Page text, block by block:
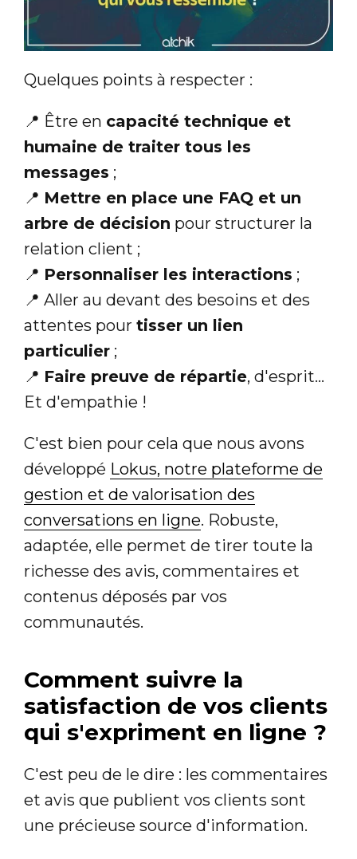
Quelques points à respecter :
📍 Être en capacité technique et
humaine de traiter tous les
messages ;
📍 Mettre en place une FAQ et un
arbre de décision pour structurer la
relation client ;
📍 Personnaliser les interactions ;
📍 Aller au devant des besoins et des
attentes pour tisser un lien
particulier ;
📍 Faire preuve de répartie, d'esprit...
Et d'empathie !
C'est bien pour cela que nous avons
développé Lokus, notre plateforme de
gestion et de valorisation des
conversations en ligne. Robuste,
adaptée, elle permet de tirer toute la
richesse des avis, commentaires et
contenus déposés par vos
communautés.
Comment suivre la
satisfaction de vos clients
qui s'expriment en ligne ?
C'est peu de le dire : les commentaires
et avis que publient vos clients sont
une précieuse source d'information.